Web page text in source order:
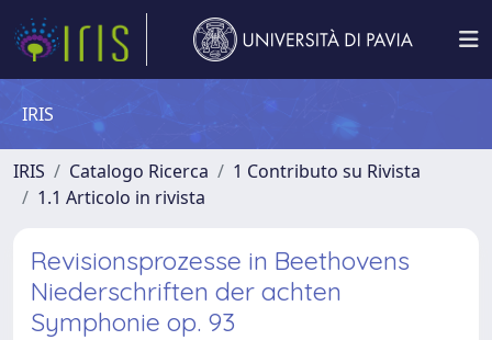
IRIS
IRIS Catalogo Ricerca
1 Contributo su Rivista
1.1 Articolo in rivista
Revisionsprozesse in Beethovens
Niederschriften der achten
Symphonie op. 93